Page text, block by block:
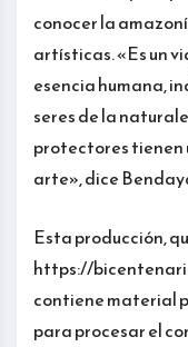
conocer la
artísticas. «Es un
esencia humana,
seres de la
protectores tienen
arte», dice
Esta producción,
https://
contiene material
para procesar el